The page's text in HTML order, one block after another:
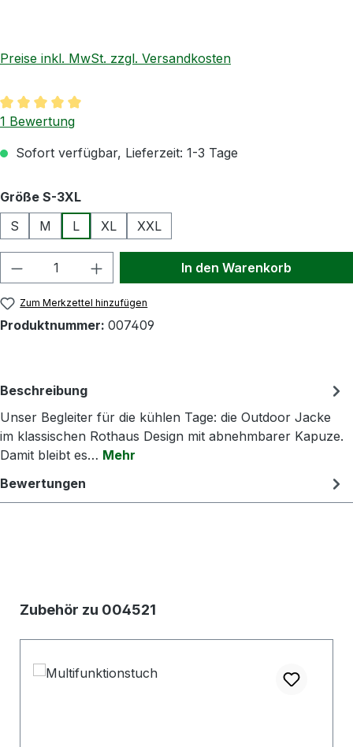
Preise inkl. MwSt. zzgl. Versandkosten
Durchschnittliche Bewertung von 5 von 5 Sternen
1 Bewertung
Sofort verfügbar, Lieferzeit: 1-3 Tage
Größe S-3XL
S
M L XL XXL
Produkt Anzahl: Gib den gewünschten
In den Warenkorb
Zum Merkzettel hinzufügen
Produktnummer: 007409
Beschreibung
Unser Begleiter für die kühlen Tage: die Outdoor Jacke
im klassischen Rothaus Design mit abnehmbarer Kapuze.
Damit bleibt es… Mehr
Bewertungen
Produktgalerie überspringen
Zubehör zu 004521